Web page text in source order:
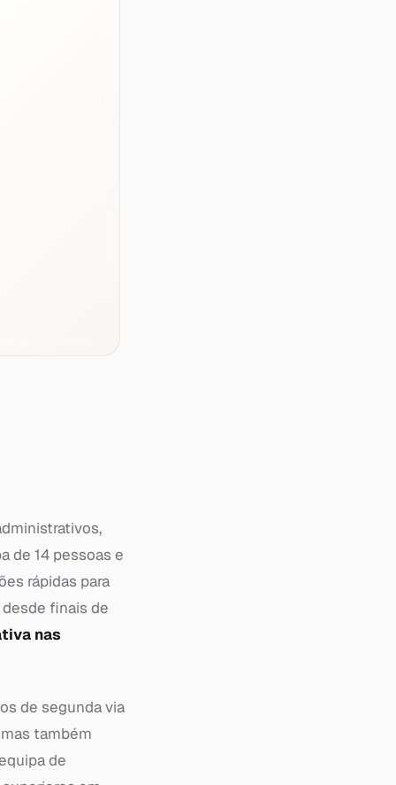
de 14 pessoas e
rápidas para
finais de
nas
de segunda via
também
de